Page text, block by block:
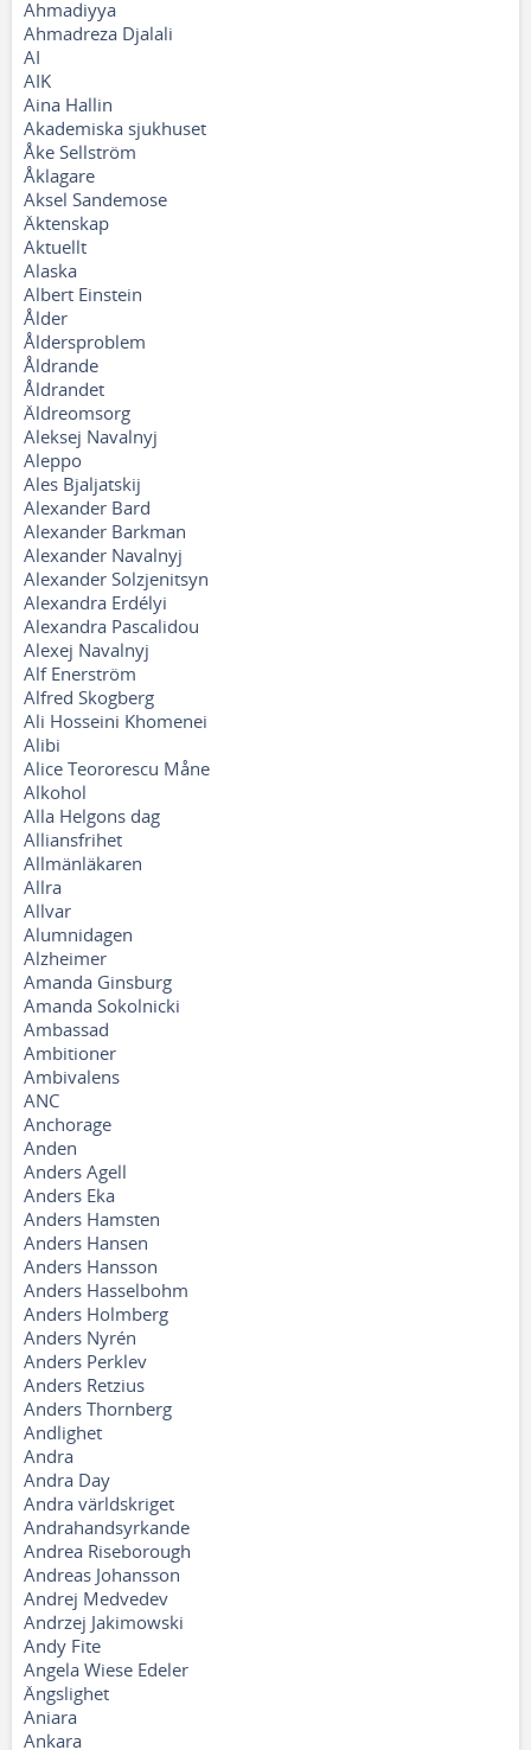
Ahmadiyya
Ahmadreza Djalali
AI
AIK
Aina Hallin
Akademiska sjukhuset
Åke Sellström
Åklagare
Aksel Sandemose
Äktenskap
Aktuellt
Alaska
Albert Einstein
Ålder
Åldersproblem
Åldrande
Åldrandet
Äldreomsorg
Aleksej Navalnyj
Aleppo
Ales Bjaljatskij
Alexander Bard
Alexander Barkman
Alexander Navalnyj
Alexander Solzjenitsyn
Alexandra Erdélyi
Alexandra Pascalidou
Alexej Navalnyj
Alf Enerström
Alfred Skogberg
Ali Hosseini Khomenei
Alibi
Alice Teororescu Måne
Alkohol
Alla Helgons dag
Alliansfrihet
Allmänläkaren
Allra
Allvar
Alumnidagen
Alzheimer
Amanda Ginsburg
Amanda Sokolnicki
Ambassad
Ambitioner
Ambivalens
ANC
Anchorage
Anden
Anders Agell
Anders Eka
Anders Hamsten
Anders Hansen
Anders Hansson
Anders Hasselbohm
Anders Holmberg
Anders Nyrén
Anders Perklev
Anders Retzius
Anders Thornberg
Andlighet
Andra
Andra Day
Andra världskriget
Andrahandsyrkande
Andrea Riseborough
Andreas Johansson
Andrej Medvedev
Andrzej Jakimowski
Andy Fite
Angela Wiese Edeler
Ängslighet
Aniara
Ankara